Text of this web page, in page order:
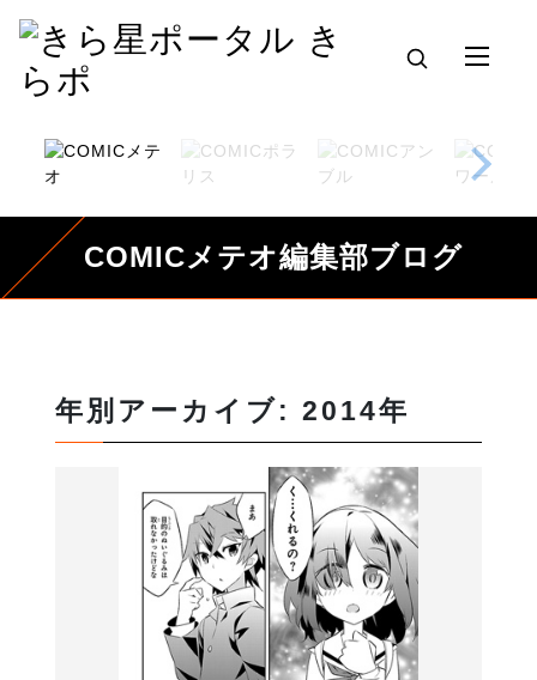
COMICメテオ編集部ブログ
年別アーカイブ: 2014年